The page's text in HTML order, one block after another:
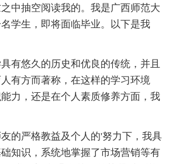
抽空阅读我的。我是广西师范大
学生，即将面临毕业。以下是我
悠久的历史和优良的传统，并且
有方而著称，在这样的学习环境
力，还是在个人素质修养方面，我
严格教益及个人的'努力下，我具
知识，系统地掌握了市场营销等有